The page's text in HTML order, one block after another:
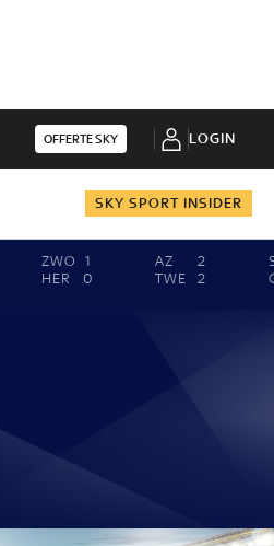
OFFERTE SKY LOGIN
SKY SPORT INSIDER
ZWO
1
HER
0
AZ
2
TWE
2